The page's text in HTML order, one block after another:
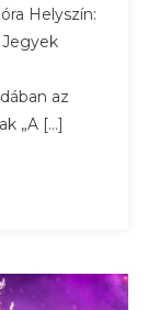
Helyszín:
Jegyek
az
„A […]